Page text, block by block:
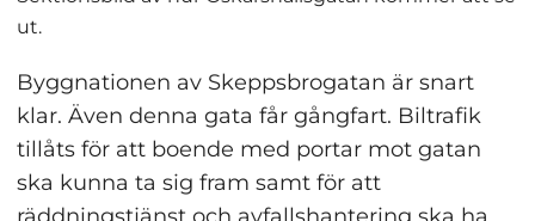
ut.
Byggnationen av Skeppsbrogatan är snart
klar. Även denna gata får gångfart. Biltrafik
tillåts för att boende med portar mot gatan
ska kunna ta sig fram samt för att
räddningstjänst och avfallshantering ska ha